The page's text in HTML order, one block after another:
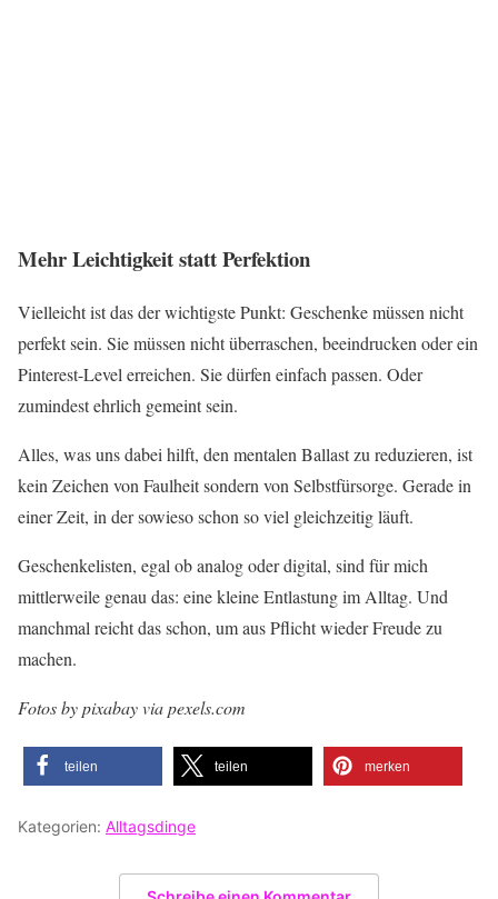
Mehr Leichtigkeit statt Perfektion
Vielleicht ist das der wichtigste Punkt: Geschenke müssen nicht
perfekt sein. Sie müssen nicht überraschen, beeindrucken oder ein
Pinterest-Level erreichen. Sie dürfen einfach passen. Oder
zumindest ehrlich gemeint sein.
Alles, was uns dabei hilft, den mentalen Ballast zu reduzieren, ist
kein Zeichen von Faulheit sondern von Selbstfürsorge. Gerade in
einer Zeit, in der sowieso schon so viel gleichzeitig läuft.
Geschenkelisten, egal ob analog oder digital, sind für mich
mittlerweile genau das: eine kleine Entlastung im Alltag. Und
manchmal reicht das schon, um aus Pflicht wieder Freude zu
machen.
Fotos by pixabay via pexels.com
teilen teilen merken
Kategorien: Alltagsdinge